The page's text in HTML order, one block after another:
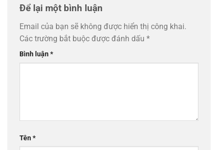
Để lại một bình luận
Email của bạn sẽ không được hiển thị công khai.
Các trường bắt buộc được đánh dấu *
Bình luận*
Tên*